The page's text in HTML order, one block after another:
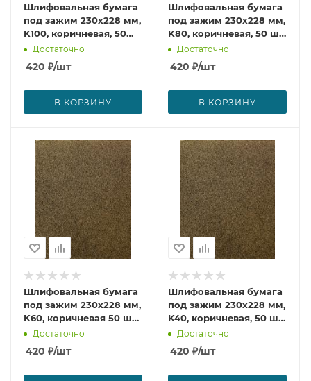
Шлифовальная бумага
под зажим 230х228 мм,
K100, коричневая, 50
шт. Makita D-51714
Достаточно
420 ₽/шт
В КОРЗИНУ
Шлифовальная бумага
под зажим 230х228 мм,
K80, коричневая, 50 шт.
Makita D-51708
Достаточно
420 ₽/шт
В КОРЗИНУ
Шлифовальная бумага
под зажим 230х228 мм,
K60, коричневая 50 шт.
Makita D-51699
Достаточно
420 ₽/шт
Шлифовальная бумага
под зажим 230х228 мм,
K40, коричневая, 50 шт.
Makita D-51683
Достаточно
420 ₽/шт